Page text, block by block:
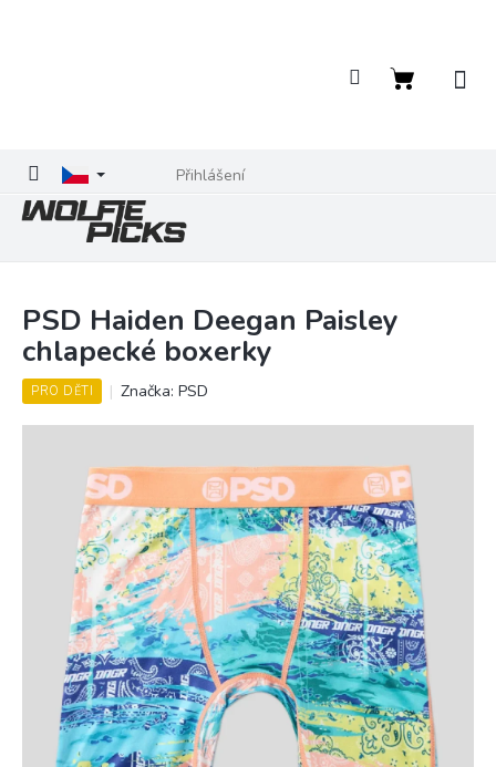
Přihlášení
Nákupní
PSD Haiden Deegan Paisley
chlapecké boxerky
PRO DĚTI Značka: PSD